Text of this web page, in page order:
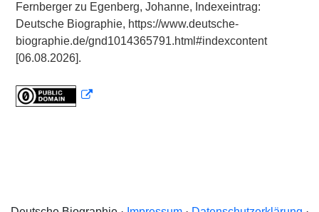
Fernberger zu Egenberg, Johanne, Indexeintrag:
Deutsche Biographie, https://www.deutsche-
biographie.de/gnd1014365791.html#indexcontent
[06.08.2026].